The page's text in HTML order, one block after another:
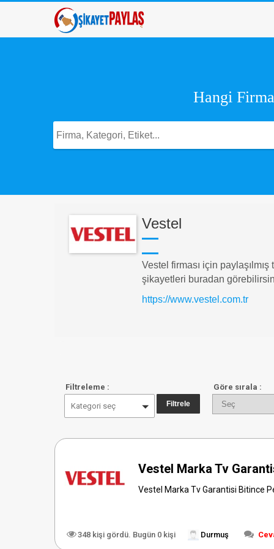
Hangi
Vestel
Vestel firması için paylaşılmış
şikayetleri buradan
https://www.vestel.com.tr
Filtreleme :
Kategori seç
Göre sırala :
Vestel Marka Tv
Vestel Marka Tv Garantisi Bitince
348 kişi gördü. Bugün 0 kişi Durmuş